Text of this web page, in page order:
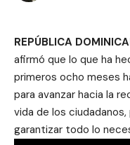
REPÚBLICA
afirmó que lo que ha
primeros ocho meses
para avanzar hacia la
vida de los
garantizar todo lo